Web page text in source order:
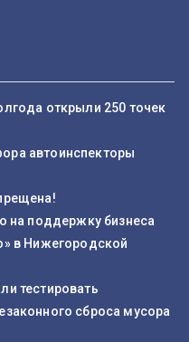
открыли 250 точек
автоинспекторы
на поддержку бизнеса
в Нижегородской
тестировать
сброса мусора